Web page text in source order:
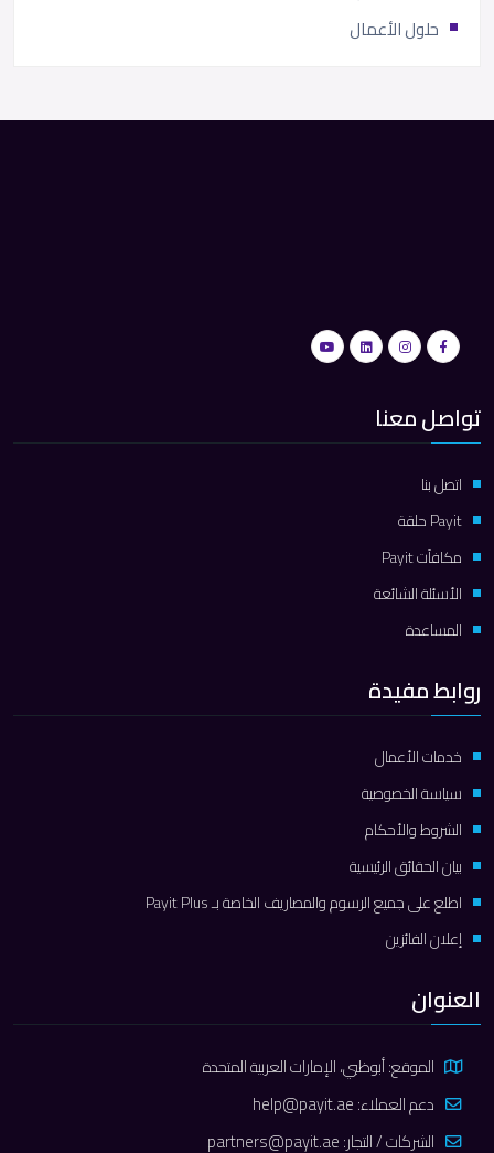
حلول الأعمال
تواصل معنا
اتصل بنا
Payit حلقة
مكافآت Payit
الأسئلة الشائعة
المساعدة
روابط مفيدة
خدمات الأعمال
سياسة الخصوصية
الشروط والأحكام
بيان الحقائق الرئيسية
اطلع على جميع الرسوم والمصاريف الخاصة بـ Payit Plus
إعلان الفائزين
العنوان
الموقع: أبوظبي، الإمارات العربية المتحدة
دعم العملاء:help@payit.ae
الشركات / التجار:partners@payit.ae